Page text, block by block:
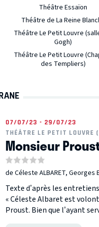
Théâtre Essaïon
Théâtre de La Reine
Théâtre Le Petit Louvre
Gogh)
Théâtre Le Petit Louvre
des Templiers)
07/07/23 - 29/07/23
THÉÂTRE LE PETIT LOUVRE
Monsieur
de Céleste ALBARET, Georges
Texte d’après les
« Céleste Albaret est
Proust. Bien que l’ayant